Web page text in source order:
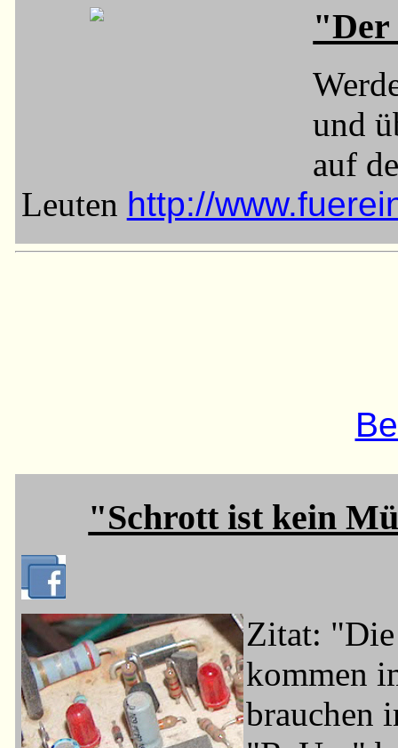
"Der
und
auf
Leu­ten http://
"Schrott ist kein
Zitat: "Die
kommen
brauchen